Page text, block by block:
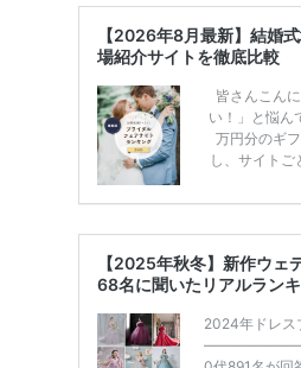
【2026年8月最新】結婚
場紹介サイトを徹底比較
皆さんこん
い！」と悩ん
万円分のギ
し、サイトご
ンペーン特典
補を
【2025年秋冬】新作ウ
68名に聞いたリアルラン
2024年ドレス